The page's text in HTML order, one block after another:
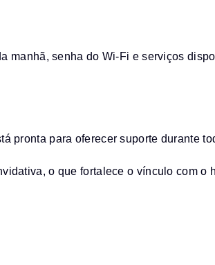
manhã, senha do Wi-Fi e serviços
pronta para oferecer suporte durante
o que fortalece o vínculo com o